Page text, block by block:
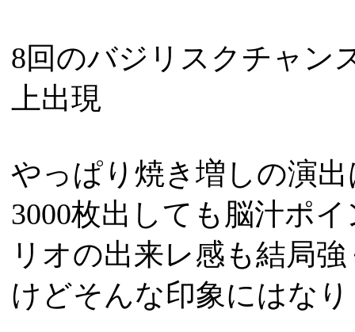
8回のバジリスクチャン
上出現
やっぱり焼き増しの演
3000枚出しても脳汁ポ
リオの出来レ感も結局
けどそんな印象にはな